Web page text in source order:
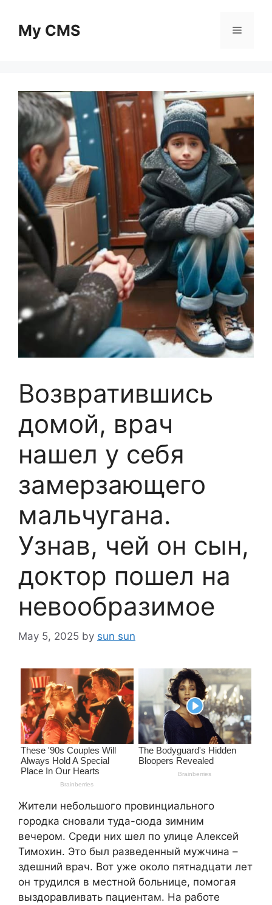
contentMy CMS Menu
Возвратившись
домой, врач
нашел у себя
замерзающего
мальчугана.
Узнав, чей он сын,
доктор пошел на
невообразимое
May 5, 2025 by sun sun
Жители небольшого провинциального
городка сновали туда-сюда зимним
вечером. Среди них шел по улице Алексей
Тимохин. Это был разведенный мужчина –
здешний врач. Вот уже около пятнадцати лет
он трудился в местной больнице, помогая
выздоравливать пациентам. На работе